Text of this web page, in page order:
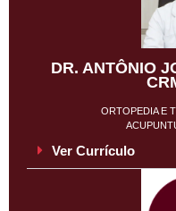
DR. ANTÔNIO
ORTOPEDIA E
Ver Currículo